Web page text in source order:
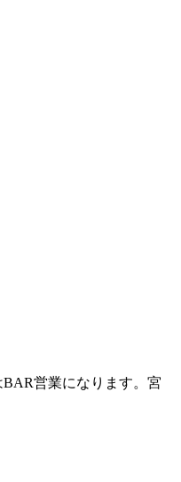
営業になります。宮